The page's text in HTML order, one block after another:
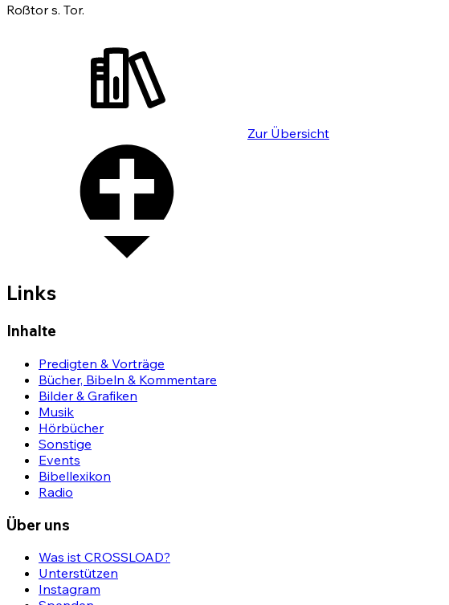
Roßtor s. Tor.
Zur Übersicht
Links
Inhalte
Predigten & Vorträge
Bücher, Bibeln & Kommentare
Bilder & Grafiken
Musik
Hörbücher
Sonstige
Events
Bibellexikon
Radio
Über uns
Was ist CROSSLOAD?
Unterstützen
Instagram